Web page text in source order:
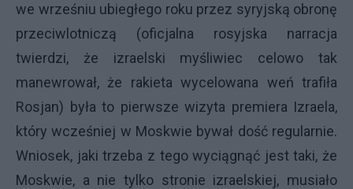
we wrześniu ubiegłego roku przez syryjską obronę
przeciwlotniczą (oficjalna rosyjska narracja
twierdzi, że izraelski myśliwiec celowo tak
manewrował, że rakieta wycelowana weń trafiła
Rosjan) była to pierwsze wizyta premiera Izraela,
który wcześniej w Moskwie bywał dość regularnie.
Wniosek, jaki trzeba z tego wyciągnąć jest taki, że
Moskwie, a nie tylko stronie izraelskiej, musiało